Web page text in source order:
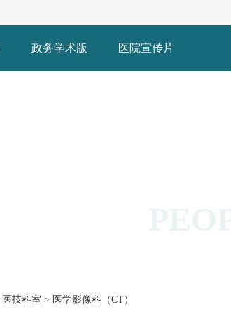
政务学术版 医院宣传片
医技科室 > 医学影像科（CT）